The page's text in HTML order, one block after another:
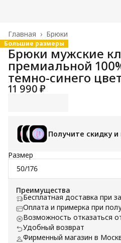
Брюки
Главная ›
Большие размеры
Брюки мужские
премиальной
темно-синего
11 990 ₽
Получите скидку и
Размер
50/176
Преимущества
Бесплатная доставка при
Оплата и примерка при
Возможность отказаться
Удобный возврат
Фирменный магазин в